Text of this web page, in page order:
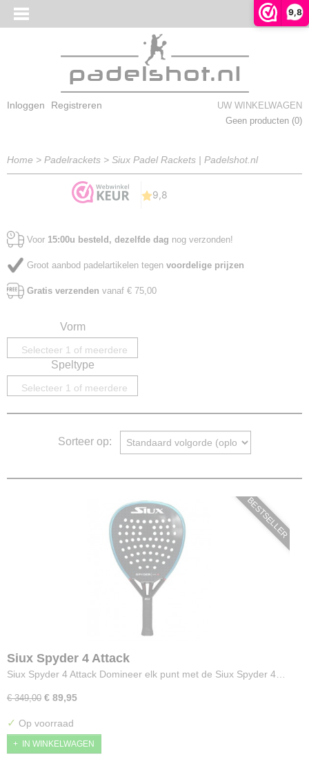
9,8
Inloggen Registreren
UW WINKELWAGEN
Geen producten (0)
Home > Padelrackets > Siux Padel Rackets | Padelshot.nl
Voor 15:00u besteld, dezelfde dag nog verzonden!
Groot aanbod padelartikelen tegen voordelige prijzen
Gratis verzenden vanaf € 75,00
Vorm
Selecteer 1 of meerdere
opties
Speltype
Selecteer 1 of meerdere
Sorteer op:
BESTSELLER
Siux Spyder 4 Attack
Siux Spyder 4 Attack Domineer elk punt met de Siux Spyder 4…
€ 349,00 € 89,95
✓ Op voorraad
IN WINKELWAGEN